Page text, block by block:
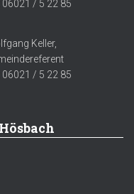
06021 / 5 22 85
Keller,
06021 / 5 22 85